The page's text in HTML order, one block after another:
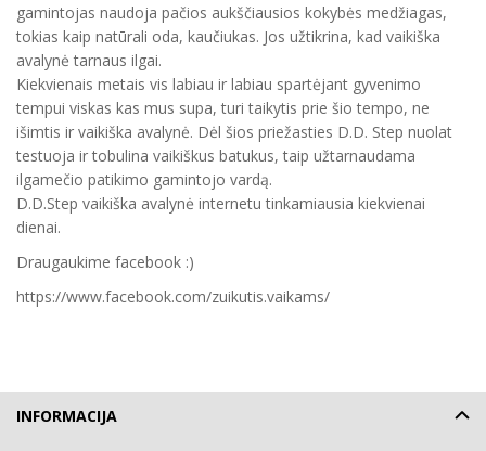
gamintojas naudoja pačios aukščiausios kokybės medžiagas,
tokias kaip natūrali oda, kaučiukas. Jos užtikrina, kad vaikiška
avalynė tarnaus ilgai.
Kiekvienais metais vis labiau ir labiau spartėjant gyvenimo
tempui viskas kas mus supa, turi taikytis prie šio tempo, ne
išimtis ir vaikiška avalynė. Dėl šios priežasties D.D. Step nuolat
testuoja ir tobulina vaikiškus batukus, taip užtarnaudama
ilgamečio patikimo gamintojo vardą.
D.D.Step vaikiška avalynė internetu tinkamiausia kiekvienai
dienai.
Draugaukime facebook :)
https://www.facebook.com/zuikutis.vaikams/
INFORMACIJA